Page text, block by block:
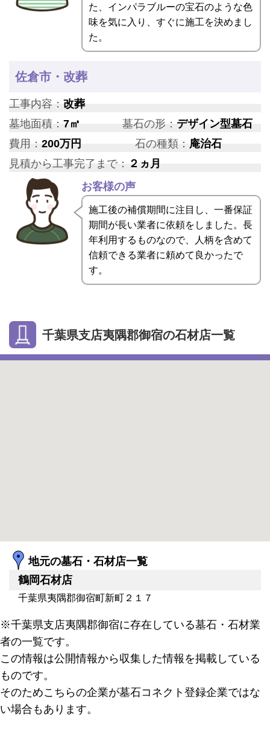
た、インパラブルーの宝石のような色
味を気に入り、すぐに施工を決めまし
た。
佐倉市・改葬
工事内容： 改葬
墓地面積： 7㎡ 墓石の形： デザイン型墓石
費用： 200万円 石の種類： 庵治石
見積から工事完了まで： ２ヵ月
お客様の声
施工後の補償期間に注目し、一番保証
期間が長い業者に依頼をしました。長
年利用するものなので、人柄を含めて
信頼できる業者に頼めて良かったで
す。
千葉県支店夷隅郡御宿の石材店一覧
地元の墓石・石材店一覧
鶴岡石材店
千葉県夷隅郡御宿町新町２１７
※千葉県支店夷隅郡御宿に存在している墓石・石材業
者の一覧です。
この情報は公開情報から収集した情報を掲載している
ものです。
そのためこちらの企業が墓石コネクト登録企業ではな
い場合もあります。